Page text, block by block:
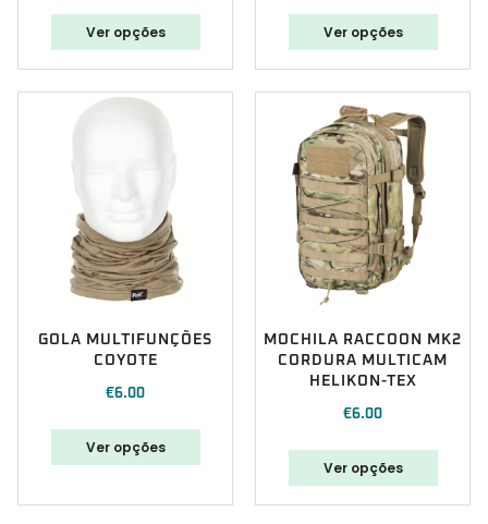
Ver opções Ver opções
GOLA MULTIFUNÇÕES
COYOTE
€6.00
Ver opções
MOCHILA RACCOON MK2
CORDURA MULTICAM
HELIKON-TEX
€6.00
Ver opções